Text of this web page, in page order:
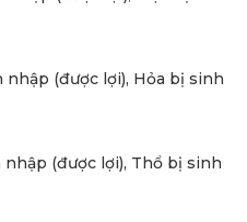
(được lợi), Hỏa bị sinh
(được lợi), Thổ bị sinh